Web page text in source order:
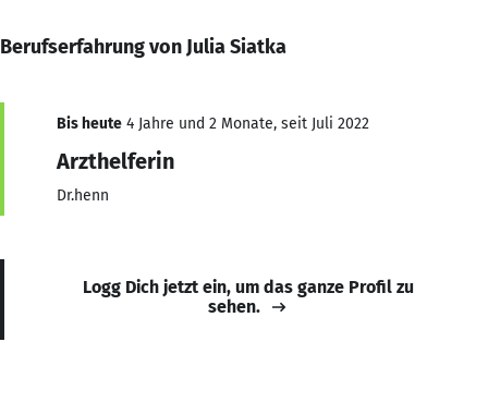
Berufserfahrung von Julia Siatka
Bis heute 4 Jahre und 2 Monate, seit Juli 2022
Arzthelferin
Dr.henn
Logg Dich jetzt ein, um das ganze Profil zu
sehen.